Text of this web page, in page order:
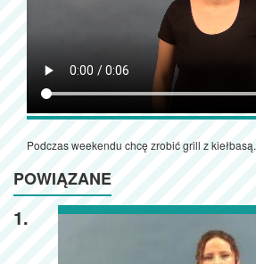
Podczas weekendu chcę zrobić grill z kiełbasą.
POWIĄZANE
1.